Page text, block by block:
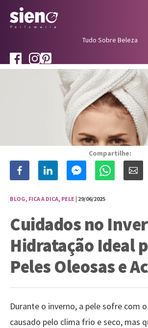
Tudo Sobre Beleza
Compartilhe:
BLOG, FICA A DICA, PELE | 29/06/2025
Cuidados no
Hidratação Ideal
Peles Oleosas e
Durante o inverno, a pele sofre com
causado pelo clima frio e seco, mas